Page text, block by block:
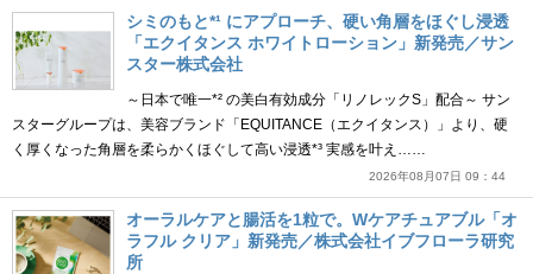
シミのもと*¹ にアプローチ、硬い角層をほぐし浸透
「エクイタンス ホワイトローション」新発売／サン
スター株式会社
～日本で唯一*² の美白有効成分「リノレックS」配合～ サン
スターグループは、美容ブランド「EQUITANCE（エクイタンス）」より、硬
く厚くなった角層を柔らかくほぐして高い浸透*³ 実感を叶え……
2026年08月07日 09：44
オーラルケアと腸活を1粒で。Wケアチュアブル「オ
ラフル クリア」新発売／株式会社イブフローラ研究
所